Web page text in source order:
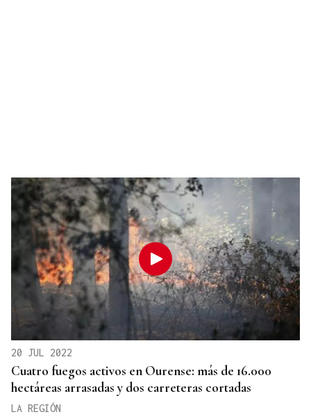
20 JUL 2022
Cuatro fuegos activos en Ourense: más de 16.000
hectáreas arrasadas y dos carreteras cortadas
LA REGIÓN